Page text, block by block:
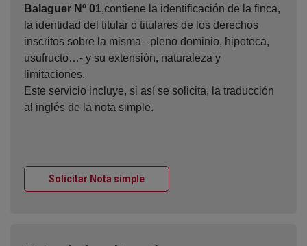
Balaguer Nº 01,contiene la identificación de la finca,
la identidad del titular o titulares de los derechos
inscritos sobre la misma –pleno dominio, hipoteca,
usufructo…- y su extensión, naturaleza y
limitaciones.
Este servicio incluye, si así se solicita, la traducción
al inglés de la nota simple.
Solicitar Nota simpleVentana nueva